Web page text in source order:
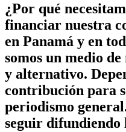
¿Por qué
financiar nuestra
en Panamá y en
somos un medio
y alternativo.
contribución para
periodismo
seguir difundiendo